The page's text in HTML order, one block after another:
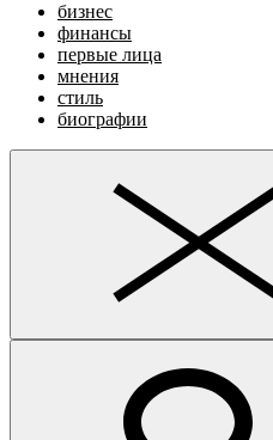
бизнес
финансы
первые лица
мнения
стиль
биографии